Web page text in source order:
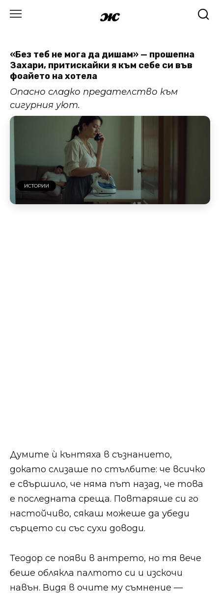
«Без теб не мога да дишам» — прошепна
Захари, притискайки я към себе си във
фоайето на хотела
Опасно сладко предателство към
сигурния уют.
ИСТОРИИ
Думите ѝ кънтяха в съзнанието,
докато слизаше по стълбите: че всичко
е свършило, че няма път назад, че това
е последната среща. Повтаряше си го
настойчиво, сякаш можеше да убеди
сърцето си със сухи доводи.
Теодор се появи в антрето, но тя вече
беше облякла палтото си и изскочи
навън. Видя в очите му съмнение —